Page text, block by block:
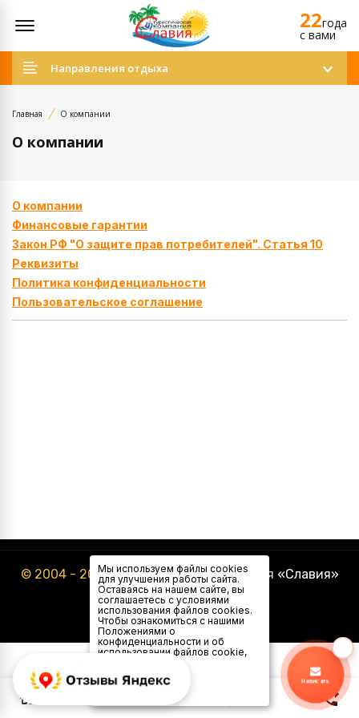
22года
c вами
Направления отдыха
Главная О компании
О компании
О компании
Финансовые гарантии
Закон РФ "О защите прав потребителей". Статья 10
Реквизиты
Политика конфиденциальности
Пользовательское соглашение
© 2004 - 2026 Туристическая компания «Славия»
Мы используем файлы cookies
для улучшения работы сайта.
Оставаясь на нашем сайте, вы
соглашаетесь с условиями
использования файлов cookies.
Чтобы ознакомиться с нашими
Положениями о
конфиденциальности и об
использовании файлов cookie,
Я
согласен
Написать